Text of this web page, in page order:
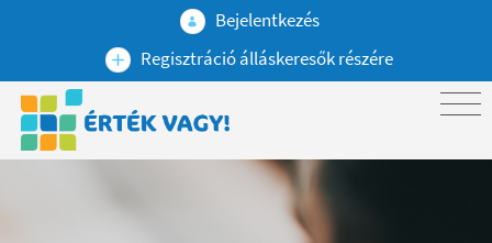
Bejelentkezés
Regisztráció álláskeresők részére